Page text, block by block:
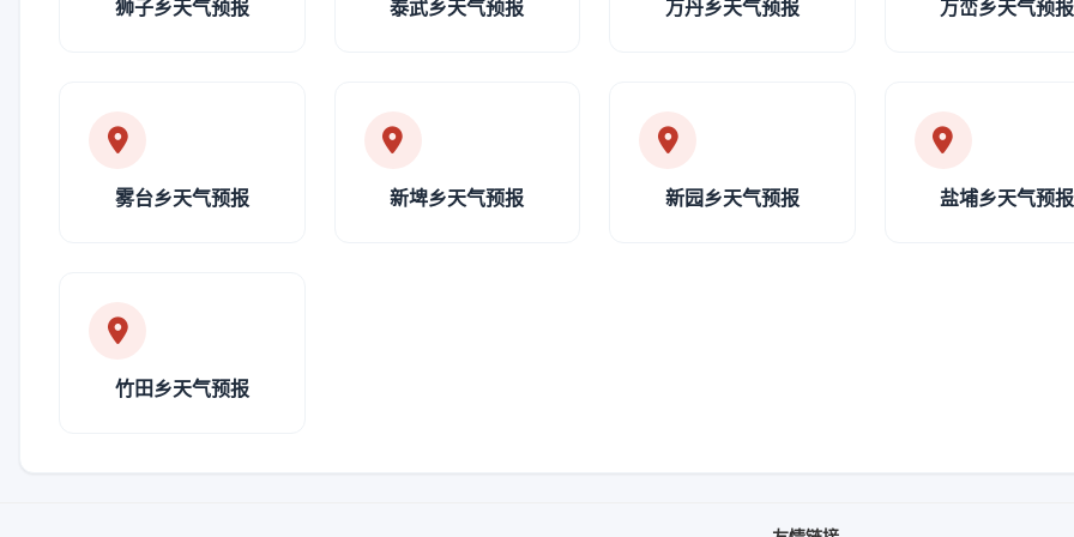
狮子乡天气预报 泰武乡天气预报 万丹乡天气预报 万峦乡天气预报
雾台乡天气预报 新埤乡天气预报 新园乡天气预报 盐埔乡天气预报
竹田乡天气预报